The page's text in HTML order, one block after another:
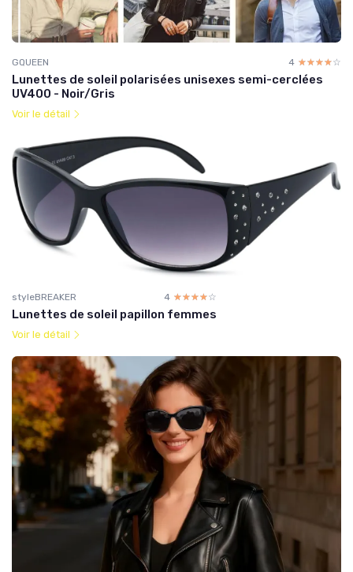
GQUEEN 4 ☆☆☆☆☆
★★★★★
Lunettes de soleil polarisées unisexes semi-cerclées
UV400 - Noir/Gris
Voir le détail
styleBREAKER 4 ☆☆☆☆☆
★★★★★
Lunettes de soleil papillon femmes
Voir le détail